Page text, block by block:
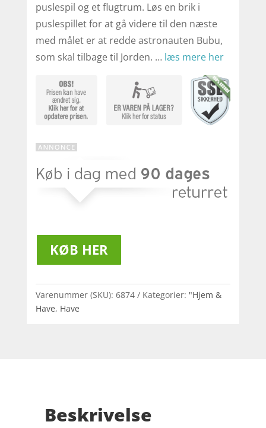
puslespil og et flugtrum. Løs en brik i
puslespillet for at gå videre til den næste
med målet er at redde astronauten Bubu,
som skal tilbage til Jorden. … læs mere her
KØB HER
Varenummer (SKU): 6874 Kategorier: "Hjem &
Have, Have
Beskrivelse